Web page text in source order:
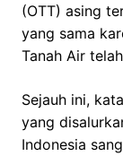
(OTT) asing
yang sama
Tanah Air
Sejauh ini,
yang
Indonesia